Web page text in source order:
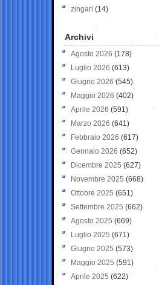
zingari (14)
Archivi
Agosto 2026 (178)
Luglio 2026 (613)
Giugno 2026 (545)
Maggio 2026 (402)
Aprile 2026 (591)
Marzo 2026 (641)
Febbraio 2026 (617)
Gennaio 2026 (652)
Dicembre 2025 (627)
Novembre 2025 (668)
Ottobre 2025 (651)
Settembre 2025 (662)
Agosto 2025 (669)
Luglio 2025 (671)
Giugno 2025 (573)
Maggio 2025 (591)
Aprile 2025 (622)